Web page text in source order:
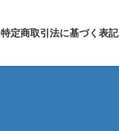
特定商取引法に基づく表記